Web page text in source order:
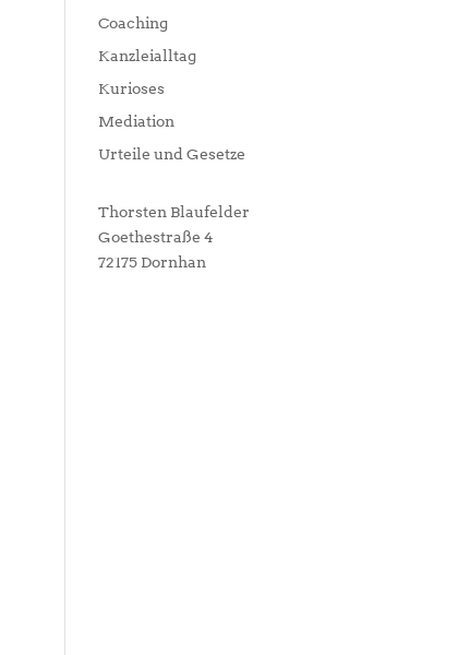
Coaching
Kanzleialltag
Kurioses
Mediation
Urteile und Gesetze
Thorsten Blaufelder
Goethestraße 4
72175 Dornhan